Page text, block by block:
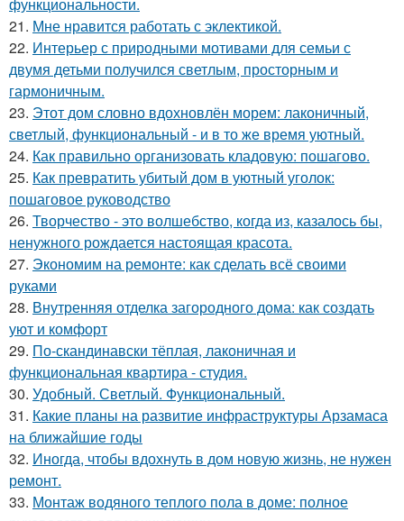
функциональности.
21. Мне нравится работать с эклектикой.
22. Интерьер с природными мотивами для семьи с
двумя детьми получился светлым, просторным и
гармоничным.
23. Этот дом словно вдохновлён морем: лаконичный,
светлый, функциональный - и в то же время уютный.
24. Как правильно организовать кладовую: пошагово.
25. Как превратить убитый дом в уютный уголок:
пошаговое руководство
26. Творчество - это волшебство, когда из, казалось бы,
ненужного рождается настоящая красота.
27. Экономим на ремонте: как сделать всё своими
руками
28. Внутренняя отделка загородного дома: как создать
уют и комфорт
29. По-скандинавски тёплая, лаконичная и
функциональная квартира - студия.
30. Удобный. Светлый. Функциональный.
31. Какие планы на развитие инфраструктуры Арзамаса
на ближайшие годы
32. Иногда, чтобы вдохнуть в дом новую жизнь, не нужен
ремонт.
33. Монтаж водяного теплого пола в доме: полное